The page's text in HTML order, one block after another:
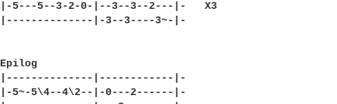
|-5---5--3-2-0-|--3--3--2---|-   X3
|--------------|-3--3----3~-|-
Epilog
|--------------|------------|-
|-5~-5\4--4\2--|-0---2------|-